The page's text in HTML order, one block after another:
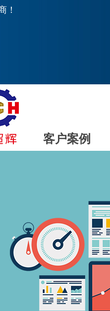
！
客户案例